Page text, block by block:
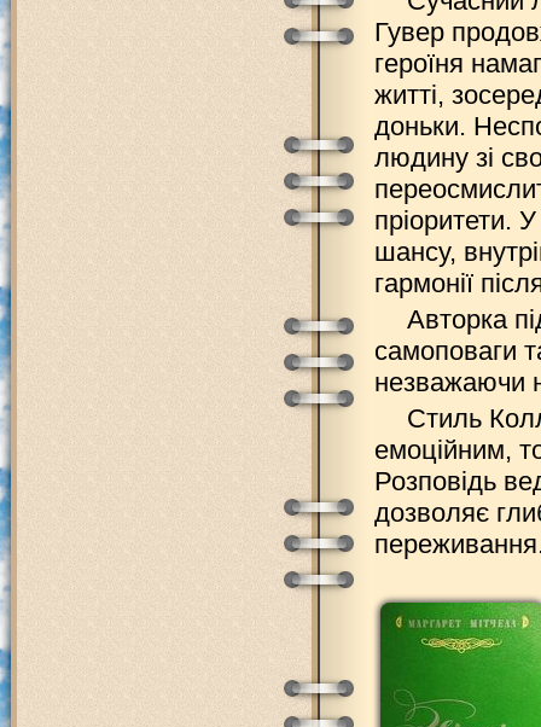
Гувер
героїня
житті,
доньки.
людину зі
пріоритети.
шансу,
гармонії
Авторка
самоповаги
незважаючи
Стиль
емоційним,
Розповідь
дозволяє